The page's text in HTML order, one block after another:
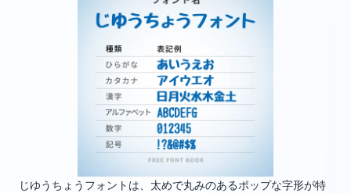
じゆうちょうフォントは、太めで丸みのあるポップな字形が特